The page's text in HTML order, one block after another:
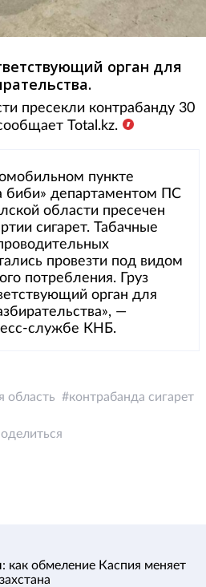
орган для
пресекли контрабанду 30
Total.kz.
пункте
биби» департаментом ПС
области пресечен
сигарет. Табачные
провезти под видом
потребления. Груз
орган для
—
службе КНБ.
область контрабанда сигарет
обмеление Каспия меняет